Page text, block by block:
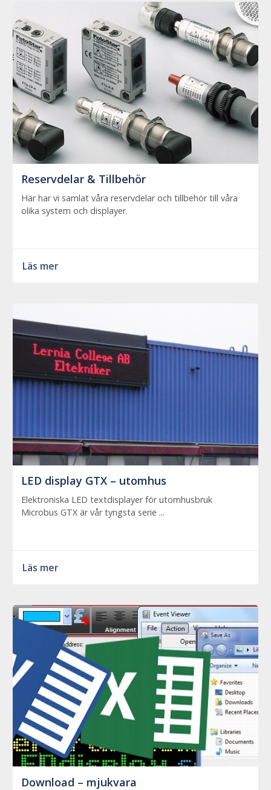
Reservdelar & Tillbehör
Här har vi samlat våra reservdelar och tillbehör till våra
olika system och displayer.
Läs mer
LED display GTX – utomhus
Elektroniska LED textdisplayer för utomhusbruk
Microbus GTX är vår tyngsta serie ...
Läs mer
Download – mjukvara